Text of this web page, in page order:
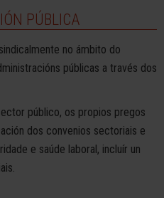
PÚBLICA
no ámbito do
públicas a través dos
público, os propios pregos
dos convenios sectoriais e
e saúde laboral, incluír un